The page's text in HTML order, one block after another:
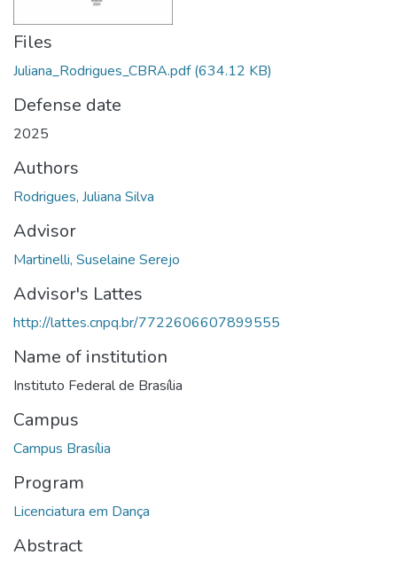
Files
Juliana_Rodrigues_CBRA.pdf(634.12 KB)
Defense date
2025
Authors
Rodrigues, Juliana Silva
Advisor
Martinelli, Suselaine Serejo
Advisor's Lattes
http://lattes.cnpq.br/7722606607899555
Name of institution
Instituto Federal de Brasília
Campus
Campus Brasília
Program
Licenciatura em Dança
Abstract